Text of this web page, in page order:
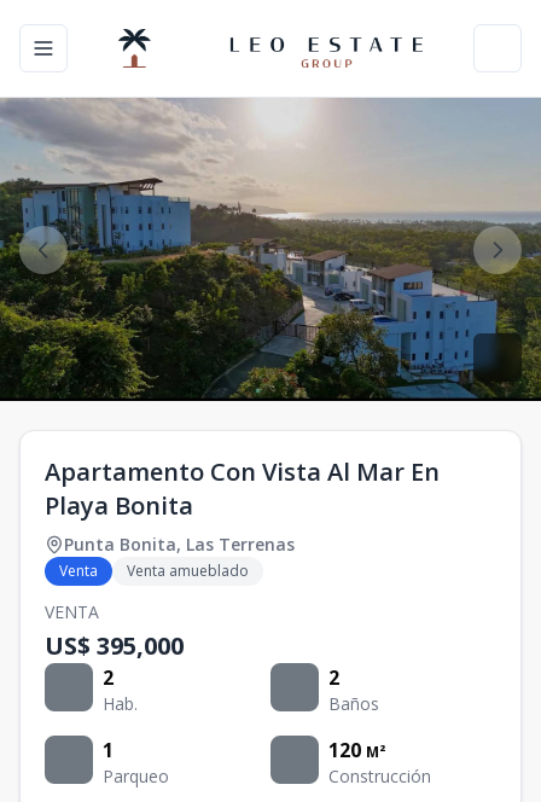
Toggle navigation menu
Apartamento Con Vista Al Mar En
Playa Bonita
Punta Bonita, Las Terrenas
Venta Venta amueblado
VENTA
US$ 395,000
2
Hab.
2
Baños
1
Parqueo
120 M²
Construcción